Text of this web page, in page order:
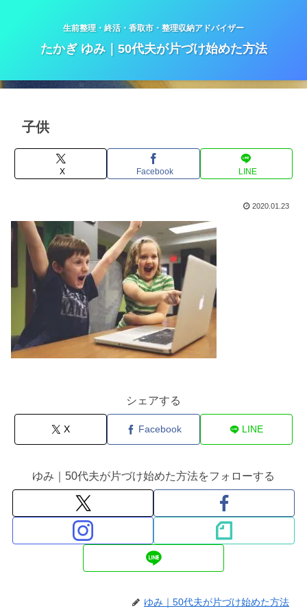
生前整理・終活・香取市・整理収納アドバイザー
たかぎ ゆみ｜50代夫が片づけ始めた方法
子供
X Facebook LINE
2020.01.23
シェアする
X Facebook LINE
ゆみ｜50代夫が片づけ始めた方法をフォローする
ゆみ｜50代夫が片づけ始めた方法